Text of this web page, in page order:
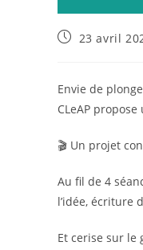
23 avril
Envie de
CLeAP
🎬 Un projet
Au fil de 4
l’idée, écriture
Et cerise sur le